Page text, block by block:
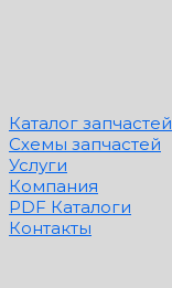
Каталог запчастей
Схемы запчастей
Услуги
Компания
PDF Каталоги
Контакты